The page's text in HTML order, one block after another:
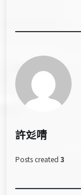
許彣啨
Posts created 3